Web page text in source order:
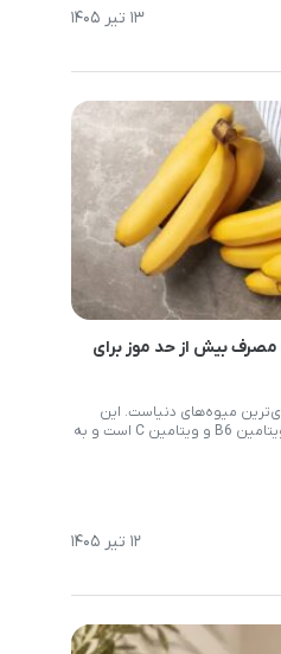
13 تیر 1405
مصرف بیش از حد موز برای
میوه‌های دنیاست. این
میوه سرشار از پتاسیم، فیبر، ویتامین B6 و ویتامین C است و به
که مصرف کم برخی مواد
12 تیر 1405